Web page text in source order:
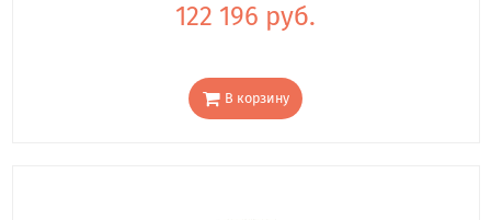
122 196 руб.
В корзину